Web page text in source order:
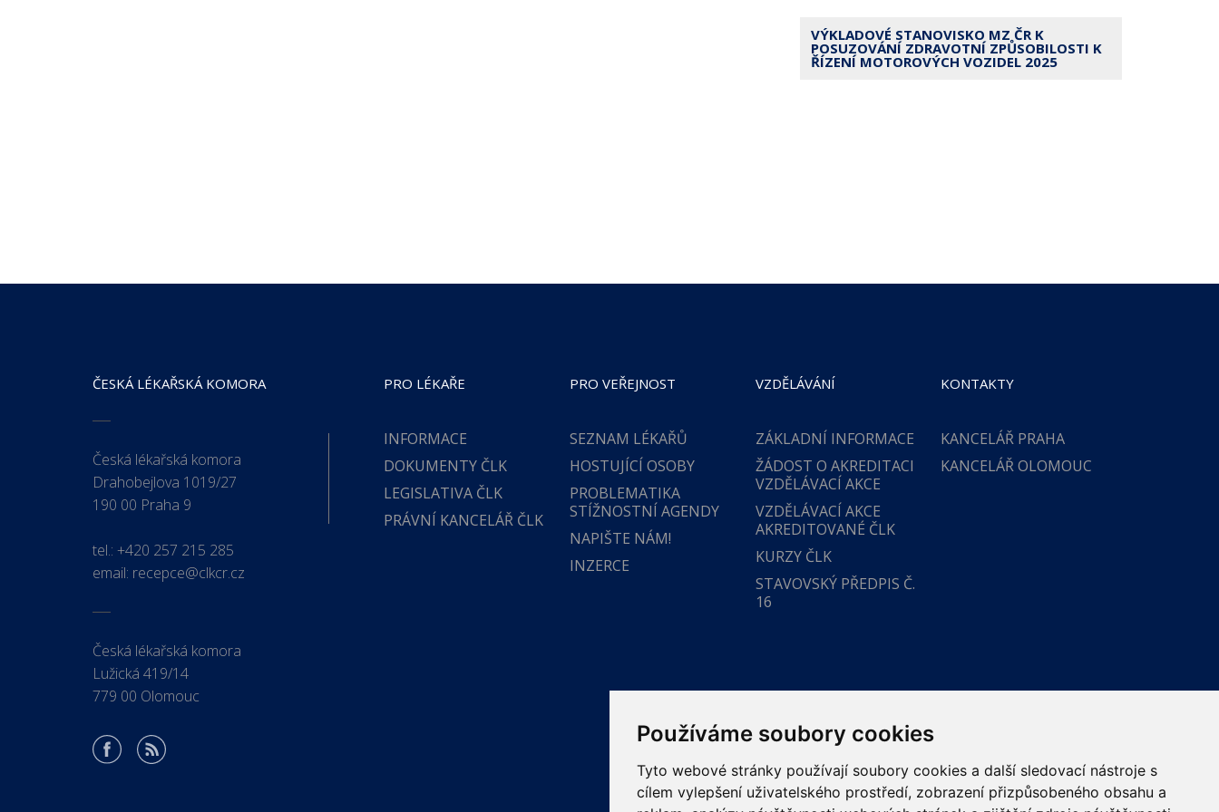
Používáme soubory cookies
Tyto webové stránky používají soubory cookies a další sledovací nástroje s
cílem vylepšení uživatelského prostředí, zobrazení přizpůsobeného obsahu a
VÝKLADOVÉ STANOVISKO MZ ČR K
POSUZOVÁNÍ ZDRAVOTNÍ ZPŮSOBILOSTI K
ŘÍZENÍ MOTOROVÝCH VOZIDEL 2025
ČESKÁ LÉKAŘSKÁ KOMORA
Česká lékařská komora
Drahobejlova 1019/27
190 00 Praha 9
tel.: +420 257 215 285
email: recepce@clkcr.cz
Česká lékařská komora
Lužická 419/14
779 00 Olomouc
PRO LÉKAŘE
INFORMACE
DOKUMENTY ČLK
LEGISLATIVA ČLK
PRÁVNÍ KANCELÁŘ ČLK
PRO VEŘEJNOST
SEZNAM LÉKAŘŮ
HOSTUJÍCÍ OSOBY
PROBLEMATIKA
STÍŽNOSTNÍ AGENDY
NAPIŠTE NÁM!
INZERCE
VZDĚLÁVÁNÍ
ZÁKLADNÍ INFORMACE
ŽÁDOST O AKREDITACI
VZDĚLÁVACÍ AKCE
VZDĚLÁVACÍ AKCE
AKREDITOVANÉ ČLK
KURZY ČLK
STAVOVSKÝ PŘEDPIS Č.
16
KONTAKTY
KANCELÁŘ PRAHA
KANCELÁŘ OLOMOUC